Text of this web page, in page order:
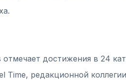
достижения в 24
Time, редакционной